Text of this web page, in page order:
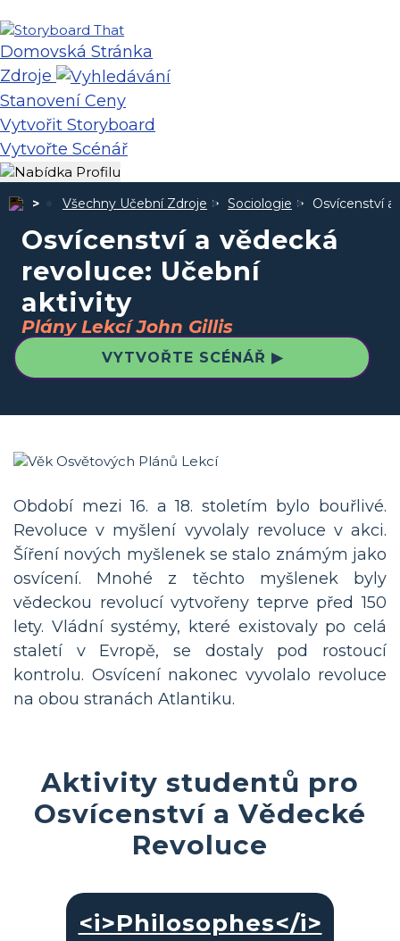
Domovská Stránka
Zdroje
Stanovení Ceny
Vytvořit Storyboard
Vytvořte Scénář
Všechny Učební Zdroje Sociologie Osvícenství
Osvícenství a vědecká
revoluce: Učební
aktivity
Plány Lekcí John Gillis
VYTVOŘTE SCÉNÁŘ ▶
Období mezi 16. a 18. stoletím bylo bouřlivé.
Revoluce v myšlení vyvolaly revoluce v akci.
Šíření nových myšlenek se stalo známým jako
osvícení. Mnohé z těchto myšlenek byly
vědeckou revolucí vytvořeny teprve před 150
lety. Vládní systémy, které existovaly po celá
staletí v Evropě, se dostaly pod rostoucí
kontrolu. Osvícení nakonec vyvolalo revoluce
na obou stranách Atlantiku.
Aktivity studentů pro
Osvícenství a Vědecké
Revoluce
<i>Philosophes</i>